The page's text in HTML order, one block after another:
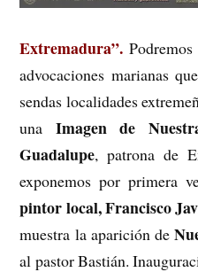
Extremadura”.
advocaciones marianas
sendas localidades
una Imagen de
Guadalupe, patrona de
exponemos por primera
pintor local, Francisco
muestra la aparición de
al pastor Bastián.